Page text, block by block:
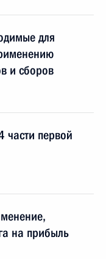
для
и сборов
части первой
на прибыль